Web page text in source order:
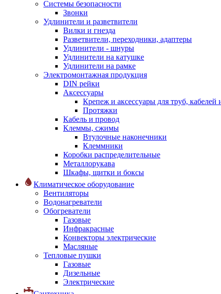
Системы безопасности
Звонки
Удлинители и разветвители
Вилки и гнезда
Разветвители, переходники, адаптеры
Удлинители - шнуры
Удлинители на катушке
Удлинители на рамке
Электромонтажная продукция
DIN рейки
Аксессуары
Крепеж и аксессуары для труб, кабелей
Протяжки
Кабель и провод
Клеммы, сжимы
Втулочные наконечники
Клеммники
Коробки распределительные
Металлорукава
Шкафы, щитки и боксы
Климатическое оборудование
Вентиляторы
Водонагреватели
Обогреватели
Газовые
Инфракрасные
Конвекторы электрические
Масляные
Тепловые пушки
Газовые
Дизельные
Электрические